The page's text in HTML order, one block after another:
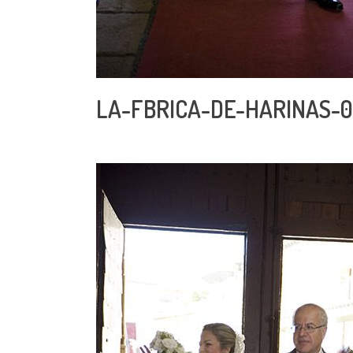
LA-FBRICA-DE-HARINAS-